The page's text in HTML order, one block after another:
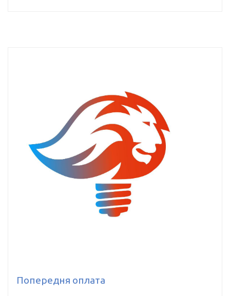
Попередня оплата